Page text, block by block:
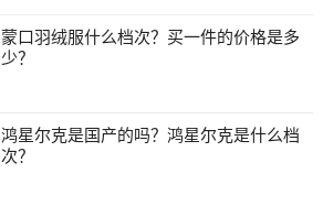
蒙口羽绒服什么档次？买一件的价格是多
少？
鸿星尔克是国产的吗？鸿星尔克是什么档
次？